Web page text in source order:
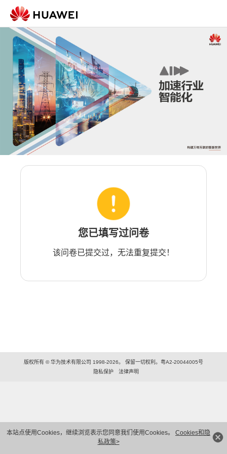
本站点使用Cookies，继续浏览表示您同意我们使用Cookies。 Cookies和隐
私政策>
您已填写过问卷
该问卷已提交过，无法重复提交！
版权所有 © 华为技术有限公司 1998-2026。 保留一切权利。粤A2-20044005号
隐私保护
法律声明